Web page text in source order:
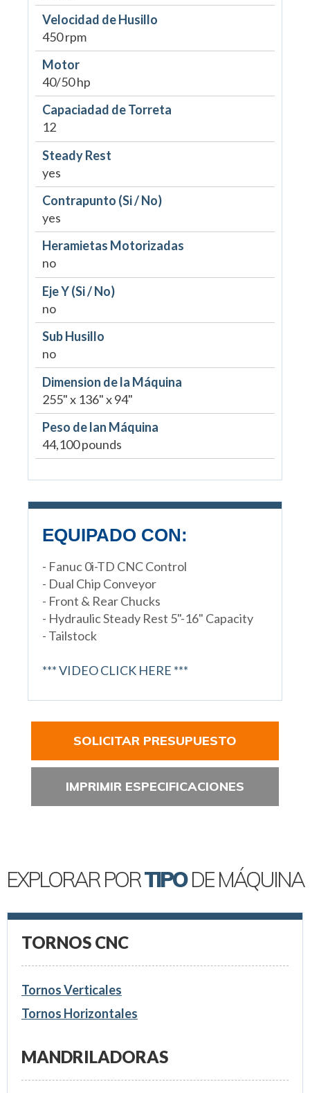
Velocidad de Husillo
450 rpm
Motor
40/50 hp
Capaciadad de Torreta
12
Steady Rest
yes
Contrapunto (Si / No)
yes
Heramietas Motorizadas
no
Eje Y (Si / No)
no
Sub Husillo
no
Dimension de la Máquina
255" x 136" x 94"
Peso de lan Máquina
44,100 pounds
EQUIPADO CON:
- Fanuc 0i-TD CNC Control
- Dual Chip Conveyor
- Front & Rear Chucks
- Hydraulic Steady Rest 5"-16" Capacity
- Tailstock
*** VIDEO CLICK HERE ***
SOLICITAR PRESUPUESTO
IMPRIMIR ESPECIFICACIONES
EXPLORAR PORTIPODE MÁQUINA
TORNOS CNC
Tornos Verticales
Tornos Horizontales
MANDRILADORAS